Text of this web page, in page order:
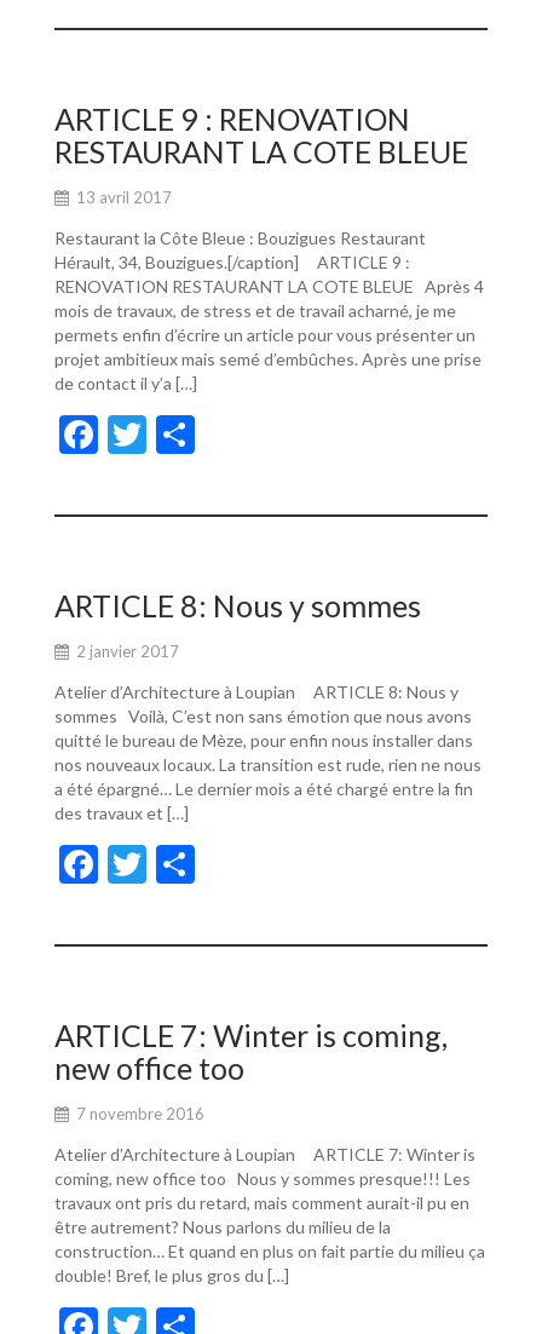
e
o
o
k
itt ta
er
ARTICLE 9 : RENOVATION
RESTAURANT LA COTE BLEUE
13 avril 2017
Restaurant la Côte Bleue : Bouzigues Restaurant
Hérault, 34, Bouzigues.[/caption] ARTICLE 9 :
RENOVATION RESTAURANT LA COTE BLEUE Après 4
mois de travaux, de stress et de travail acharné, je me
permets enfin d’écrire un article pour vous présenter un
projet ambitieux mais semé d’embûches. Après une prise
de contact il y’a […]
F
e
o
o
k
T
itt ta
er
ARTICLE 8: Nous y sommes
2 janvier 2017
Atelier d’Architecture à Loupian ARTICLE 8: Nous y
sommes Voilà, C’est non sans émotion que nous avons
quitté le bureau de Mèze, pour enfin nous installer dans
nos nouveaux locaux. La transition est rude, rien ne nous
a été épargné… Le dernier mois a été chargé entre la fin
des travaux et […]
F
e
o
o
k
T
itt ta
er
ARTICLE 7: Winter is coming,
new office too
7 novembre 2016
Atelier d’Architecture à Loupian ARTICLE 7: Winter is
coming, new office too Nous y sommes presque!!! Les
travaux ont pris du retard, mais comment aurait-il pu en
être autrement? Nous parlons du milieu de la
construction… Et quand en plus on fait partie du milieu ça
double! Bref, le plus gros du […]